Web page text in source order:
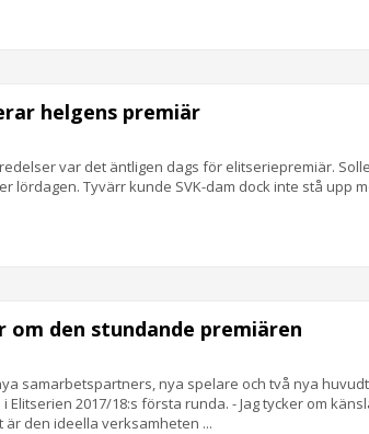
helgens premiär
var det äntligen dags för elitseriepremiär.
lördagen. Tyvärr kunde SVK-dam dock inte stå upp
om den stundande premiären
samarbetspartners, nya spelare och två nya
Elitserien 2017/18:s första runda. - Jag tycker om
den ideella verksamheten ...